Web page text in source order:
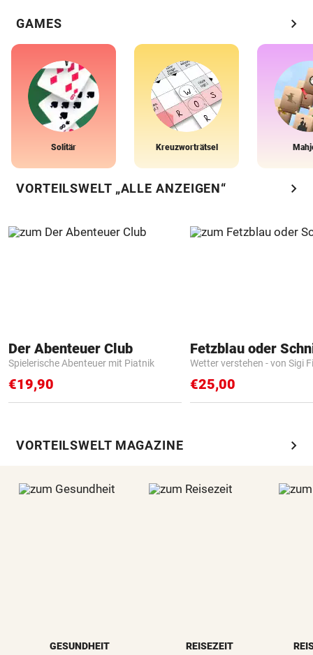
GAMES chevron_right
Solitär Kreuzworträtsel
VORTEILSWELT „ALLE ANZEIGEN“ chevron_right
Der Abenteuer Club
Spielerische Abenteuer mit Piatnik
€19,90
Fetzblau oder
Wetter verstehen - von Sigi
€25,00
VORTEILSWELT MAGAZINE chevron_right
GESUNDHEIT REISEZEIT